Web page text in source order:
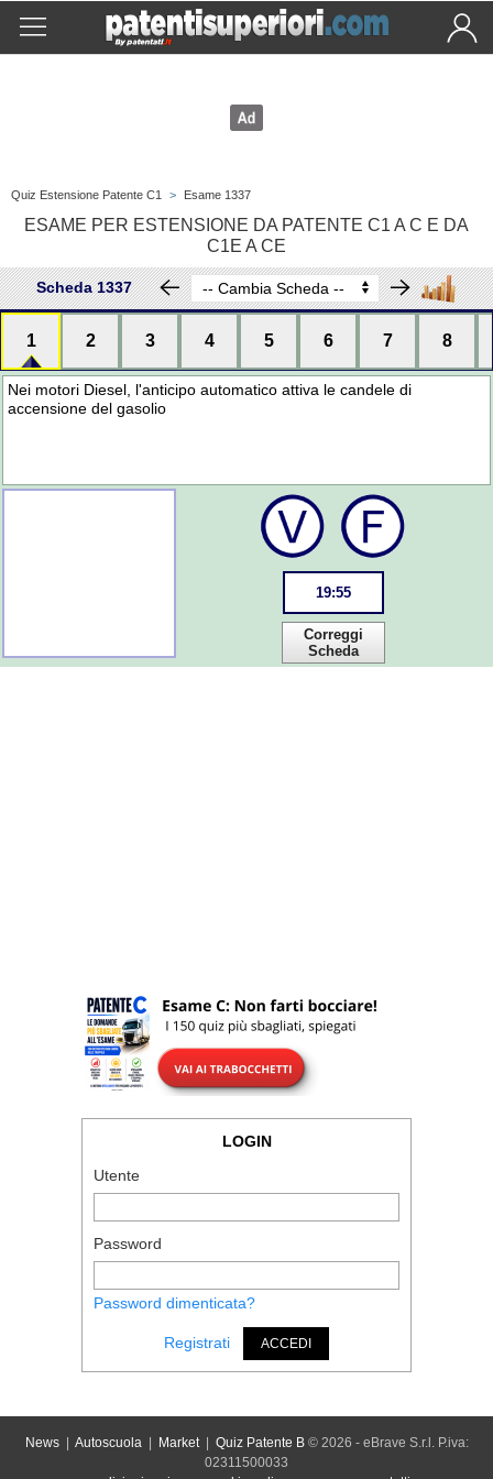
Quiz Estensione Patente C1 > Esame 1337
ESAME PER ESTENSIONE DA PATENTE C1 A C E DA
C1E A CE
Scheda 1337
1 2 3 4 5 6 7 8
Nei motori Diesel, l'anticipo automatico attiva le candele di
accensione del gasolio
19:55
Correggi
Scheda
LOGIN
Utente
Password
Password dimenticata?
Registrati ACCEDI
News| Autoscuola| Market| Quiz Patente B© 2026 - eBrave S.r.l. P.iva:
02311500033